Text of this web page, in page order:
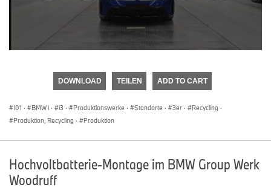
DOWNLOAD TEILEN ADD TO CART
I01 · BMW i · i3 · Produktionswerke · Standorte · 3er · Recycling ·
Produktion, Recycling · Produktion
Hochvoltbatterie-Montage im BMW Group Werk
Woodruff